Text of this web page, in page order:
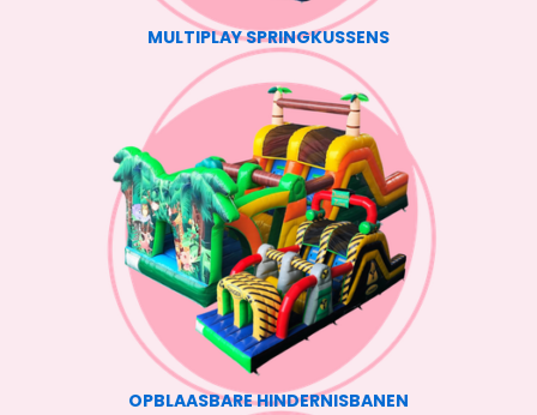
MULTIPLAY SPRINGKUSSENS
OPBLAASBARE HINDERNISBANEN